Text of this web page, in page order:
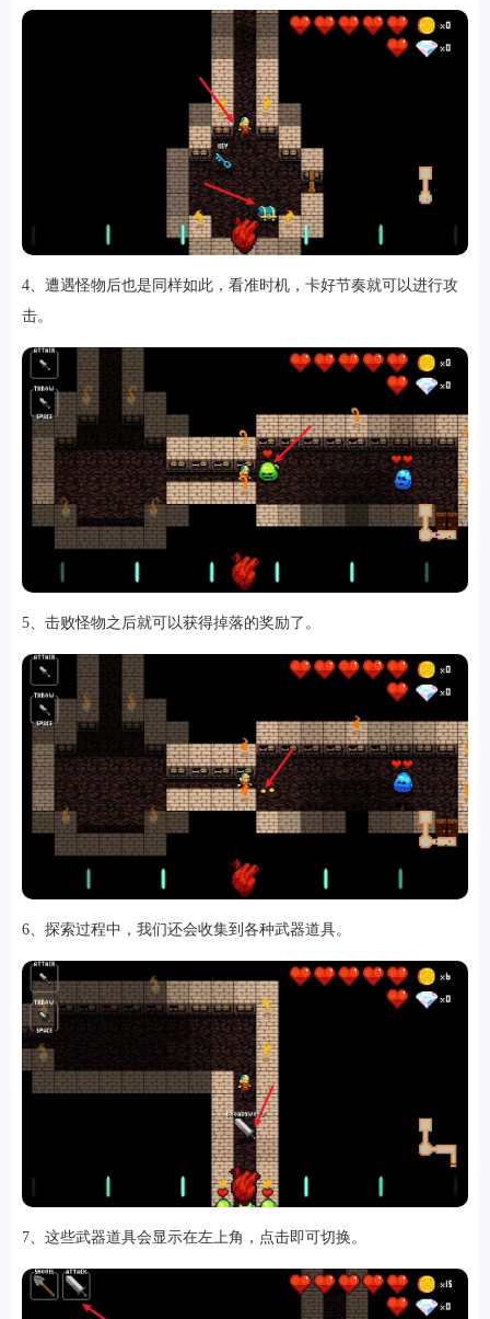
资讯
排行
角色扮演小游戏恋爱养成沙盒模组up主自制
益智休闲冒险解谜街机格斗模拟经营音乐游戏单机游戏战争策略
系统工具 影音播放游戏辅助 旅游出行金融理财
新闻阅读 考试学习 地图导航
4、遭遇怪物后也是同样如此，看准时机，卡好节奏就可以进行攻
击。
5、击败怪物之后就可以获得掉落的奖励了。
6、探索过程中，我们还会收集到各种武器道具。
7、这些武器道具会显示在左上角，点击即可切换。